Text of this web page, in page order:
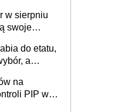
w sierpniu
swoje
do etatu,
a
na
PIP w